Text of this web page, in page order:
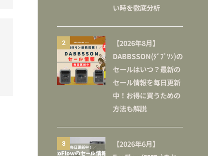
い時を徹底分析
2
【2026年8月】
DABBSSON(ﾀﾞﾌﾞｿﾝ)の
セールはいつ？最新の
セール情報を毎日更新
中！お得に買うための
方法も解説
3
【2026年6月】